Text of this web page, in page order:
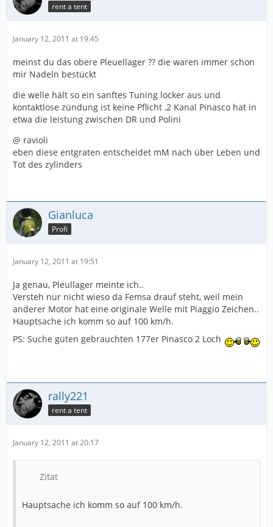
rent a tent
January 12, 2011 at 19:45
meinst du das obere Pleuellager ?? die waren immer schon
mir Nadeln bestückt
die welle hält so ein sanftes Tuning locker aus und
kontaktlose zündung ist keine Pflicht ,2 Kanal Pinasco hat in
etwa die leistung zwischen DR und Polini
@ ravioli
eben diese entgraten entscheidet mM nach über Leben und
Tot des zylinders
Gianluca
Profi
January 12, 2011 at 19:51
Ja genau, Pleullager meinte ich..
Versteh nur nicht wieso da Femsa drauf steht, weil mein
anderer Motor hat eine originale Welle mit Piaggio Zeichen..
Hauptsache ich komm so auf 100 km/h.
PS: Suche guten gebrauchten 177er Pinasco 2 Loch
rally221
rent a tent
January 12, 2011 at 20:17
Zitat
Hauptsache ich komm so auf 100 km/h.